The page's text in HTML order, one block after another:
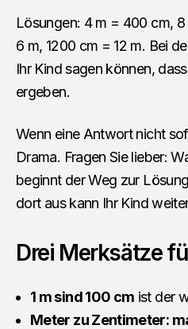
Lösungen: 4 m = 400 cm,
6 m, 1200 cm = 12 m. Bei
Ihr Kind sagen können,
ergeben.
Wenn eine Antwort nicht
Drama. Fragen Sie lieber:
beginnt der Weg zur
dort aus kann Ihr Kind
Drei Merksätze
1 m sind 100 cm ist der
Meter zu Zentimeter: